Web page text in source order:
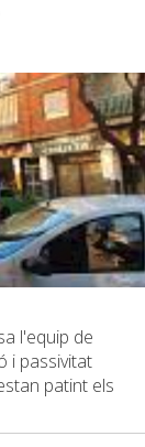
l'equip de
i passivitat
patint els